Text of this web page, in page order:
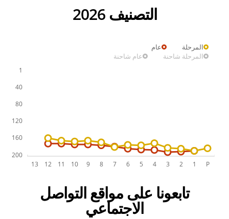
التصنيف 2026
المرحلة
عام
المرحلة شاحنة
عام شاحنة
تابعونا على مواقع التواصل
الاجتماعي